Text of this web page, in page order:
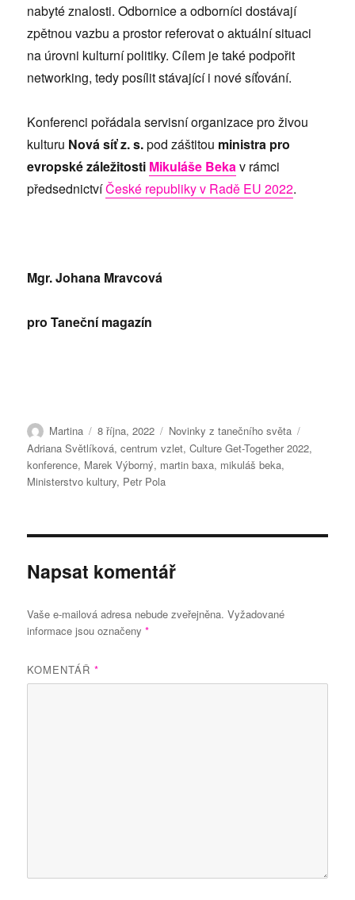
nabyté znalosti. Odbornice a odborníci dostávají
zpětnou vazbu a prostor referovat o aktuální situaci
na úrovni kulturní politiky. Cílem je také podpořit
networking, tedy posílit stávající i nové síťování.
Konferenci pořádala servisní organizace pro živou
kulturu Nová síť z. s.pod záštitou ministra pro
evropské záležitosti Mikuláše Bekav rámci
předsednictvíČeské republiky v Radě EU 2022.
Mgr. Johana Mravcová
pro Taneční magazín
Autor:
Martina Publikováno:
8 října, 2022 Rubriky:
Novinky z tanečního světa
Adriana Světlíková,centrum vzlet,Culture Get-Together 2022,
konference, Marek Výborný, martin baxa, mikuláš beka,
Ministerstvo kultury, Petr Pola
Napsat komentář
Vaše e-mailová adresa nebude zveřejněna. Vyžadované
informace jsou označeny*
KOMENTÁŘ*